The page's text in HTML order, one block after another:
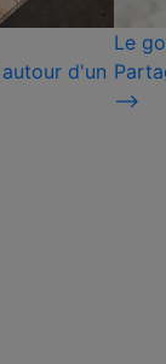
d'un
Le
⟶